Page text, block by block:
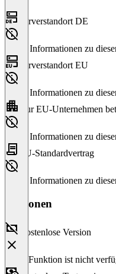
Serverstandort DE
Keine Informationen zu
Serverstandort EU
Keine Informationen zu
Nur EU-Unternehmen
Keine Informationen zu
EU-Standardvertrag
Keine Informationen zu
Versionen
Kostenlose Version
Diese Funktion ist nicht